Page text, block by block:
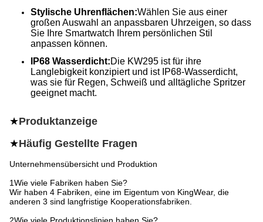
Stylische Uhrenflächen:Wählen Sie aus einer
großen Auswahl an anpassbaren Uhrzeigen, so dass
Sie Ihre Smartwatch Ihrem persönlichen Stil
anpassen können.
IP68 Wasserdicht:Die KW295 ist für ihre
Langlebigkeit konzipiert und ist IP68-Wasserdicht,
was sie für Regen, Schweiß und alltägliche Spritzer
geeignet macht.
★Produktanzeige
★Häufig Gestellte Fragen
Unternehmensübersicht und Produktion
1Wie viele Fabriken haben Sie?
Wir haben 4 Fabriken, eine im Eigentum von KingWear, die
anderen 3 sind langfristige Kooperationsfabriken.